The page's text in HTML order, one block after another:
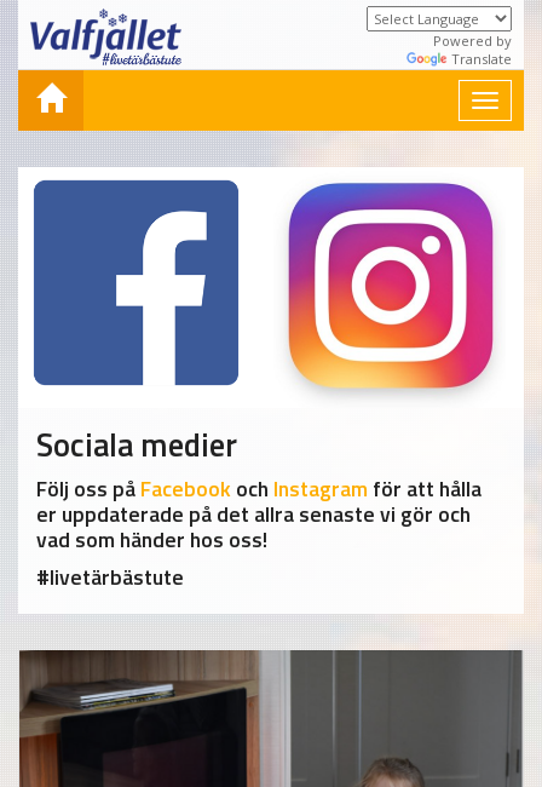
Powered by
Translate
Toggle
Sociala medier
Följ oss påFacebookoch Instagram för att hålla
er uppdaterade på det allra senaste vi gör och
vad som händer hos oss!
#livetärbästute